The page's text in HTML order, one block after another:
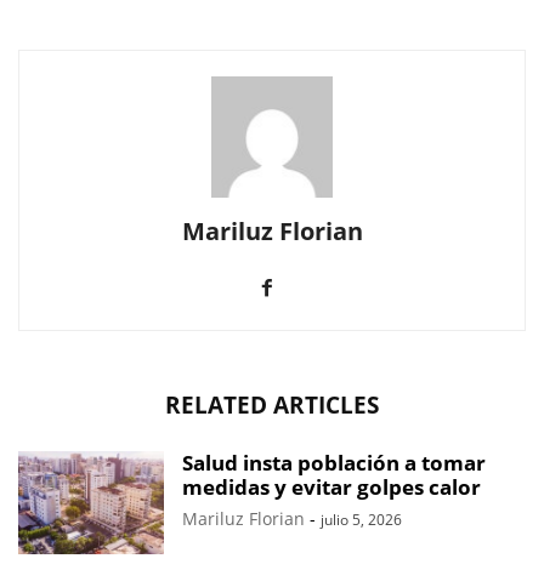
Mariluz Florian
RELATED ARTICLES
Salud insta población a tomar
medidas y evitar golpes calor
Mariluz Florian - julio 5, 2026